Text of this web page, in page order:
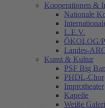
Kooperationen &
Nationale
L.E.V.
ÖKOLOG/
Landes-
Kunst & Kultur
PSF Big
PHDL-Chor
Improtheater
Kapelle
Weiße